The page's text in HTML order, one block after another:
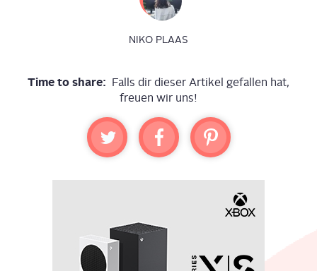
NIKO PLAAS
Time to share: Falls dir dieser Artikel gefallen hat,
freuen wir uns!